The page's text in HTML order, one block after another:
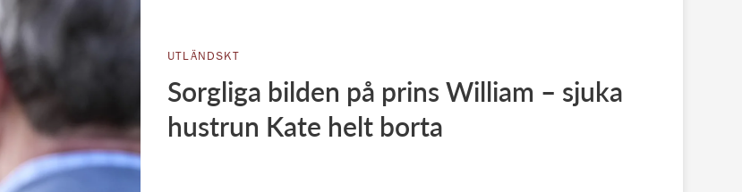
UTLÄNDSKT
Sorgliga bilden på prins William – sjuka
hustrun Kate helt borta